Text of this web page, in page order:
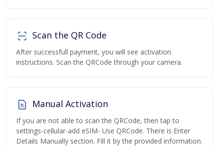
Scan the QR Code
After successfull payment, you will see activation
instructions. Scan the QRCode through your camera.
Manual Activation
If you are not able to scan the QRCode, then tap to
settings-cellular-add eSIM- Use QRCode. There is Enter
Details Manually section. Fill it by the provided information.